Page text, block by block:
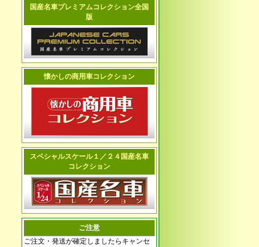
国産名車プレミアムコレクション全国
版
懐かしの商用車コレクション
スペシャルスケール１／２４国産名車
コレクション
ご注意
ご注文・発送が確定しましたらキャンセ